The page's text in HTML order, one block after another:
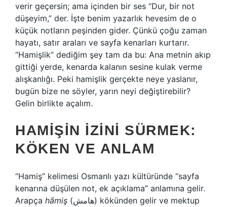
verir geçersin; ama içinden bir ses “Dur, bir not
düşeyim,” der. İşte benim yazarlık hevesim de o
küçük notların peşinden gider. Çünkü çoğu zaman
hayatı, satır araları ve sayfa kenarları kurtarır.
“Hamişlik” dediğim şey tam da bu: Ana metnin akıp
gittiği yerde, kenarda kalanın sesine kulak verme
alışkanlığı. Peki hamişlik gerçekte neye yaslanır,
bugün bize ne söyler, yarın neyi değiştirebilir?
Gelin birlikte açalım.
HAMIŞIN İZINI SÜRMEK:
KÖKEN VE ANLAM
“Hamiş” kelimesi Osmanlı yazı kültüründe “sayfa
kenarına düşülen not, ek açıklama” anlamına gelir.
Arapça hāmiş (هامش) kökünden gelir ve mektup